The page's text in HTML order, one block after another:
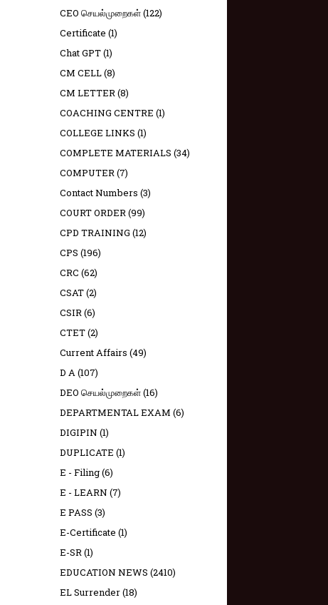
CEO செயல்முறைகள்(122)
Certificate (1)
Chat GPT(1)
CM CELL(8)
CM LETTER(8)
COACHING CENTRE (1)
COLLEGE LINKS (1)
COMPLETE MATERIALS (34)
COMPUTER(7)
Contact Numbers (3)
COURT ORDER(99)
CPD TRAINING (12)
CPS (196)
CRC (62)
CSAT(2)
CSIR(6)
CTET(2)
Current Affairs (49)
D A(107)
DEO செயல்முறைகள்(16)
DEPARTMENTAL EXAM (6)
DIGIPIN (1)
DUPLICATE (1)
E - Filing(6)
E - LEARN (7)
E PASS (3)
E-Certificate (1)
E-SR(1)
EDUCATION NEWS (2410)
EL Surrender(18)